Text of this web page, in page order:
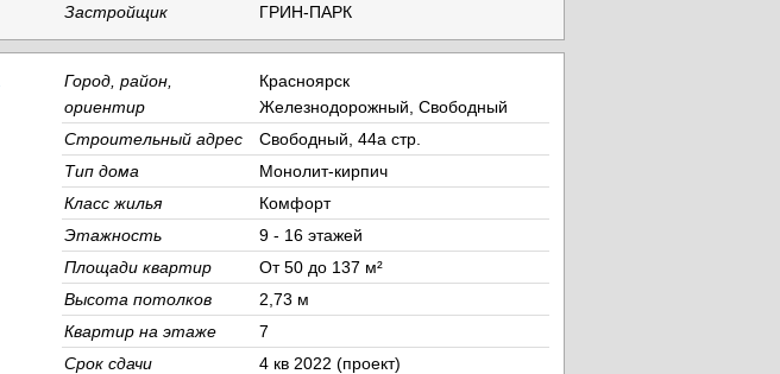
Застройщик
ГРИН-ПАРК
Город, район,
ориентир
Красноярск
Железнодорожный, Свободный
Строительный адрес
Свободный, 44а стр.
Тип дома
Монолит-кирпич
Класс жилья
Комфорт
Этажность
9 - 16 этажей
Площади квартир
От 50 до 137 м²
Высота потолков
2,73 м
Квартир на этаже
7
Срок сдачи
4 кв 2022 (проект)